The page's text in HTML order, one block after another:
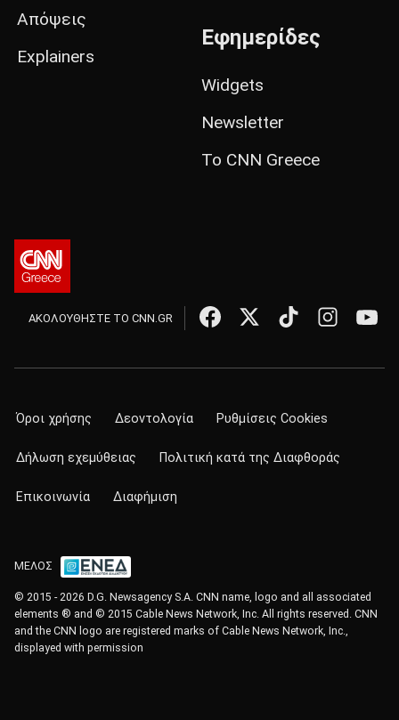
Απόψεις
Explainers
Εφημερίδες
Widgets
Newsletter
Το CNN Greece
ΑΚΟΛΟΥΘΗΣΤΕ ΤΟ CNN.GR
Όροι χρήσης Δεοντολογία Ρυθμίσεις Cookies
Δήλωση εχεμύθειας Πολιτική κατά της Διαφθοράς
Επικοινωνία Διαφήμιση
ΜΕΛΟΣ
© 2015 - 2026 D.G. Newsagency S.A. CNN name, logo and all associated
elements ® and © 2015 Cable News Network, Inc. All rights reserved. CNN
and the CNN logo are registered marks of Cable News Network, Inc.,
displayed with permission